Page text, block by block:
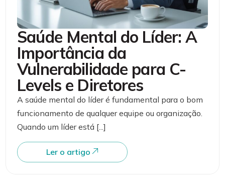
Saúde Mental do Líder: A
Importância da
Vulnerabilidade para C-
Levels e Diretores
A saúde mental do líder é fundamental para o bom
funcionamento de qualquer equipe ou organização.
Quando um líder está [...]
Ler o artigo